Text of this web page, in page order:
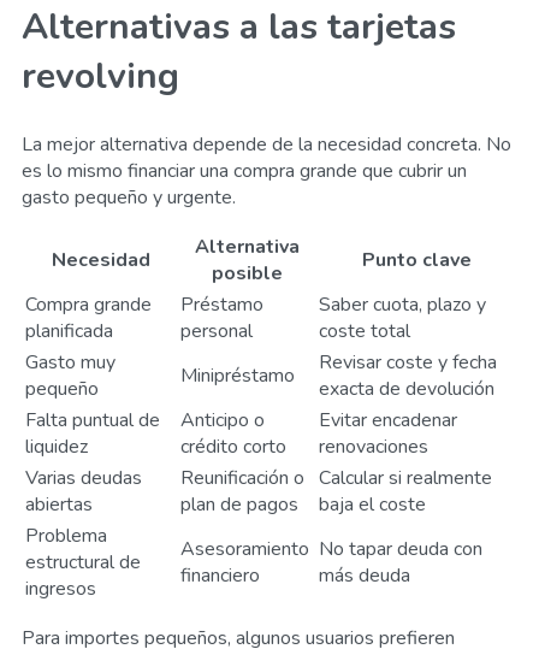
Alternativas a las tarjetas
revolving
La mejor alternativa depende de la necesidad concreta. No
es lo mismo financiar una compra grande que cubrir un
gasto pequeño y urgente.
Necesidad
Alternativa
posible
Punto clave
Compra grande
planificada
Préstamo
personal
Saber cuota, plazo y
coste total
Gasto muy
pequeño
Minipréstamo
Revisar coste y fecha
exacta de devolución
Falta puntual de
liquidez
Anticipo o
crédito corto
Evitar encadenar
renovaciones
Varias deudas
abiertas
Reunificación o
plan de pagos
Calcular si realmente
baja el coste
Problema
estructural de
ingresos
Asesoramiento
financiero
No tapar deuda con
más deuda
Para importes pequeños, algunos usuarios prefieren